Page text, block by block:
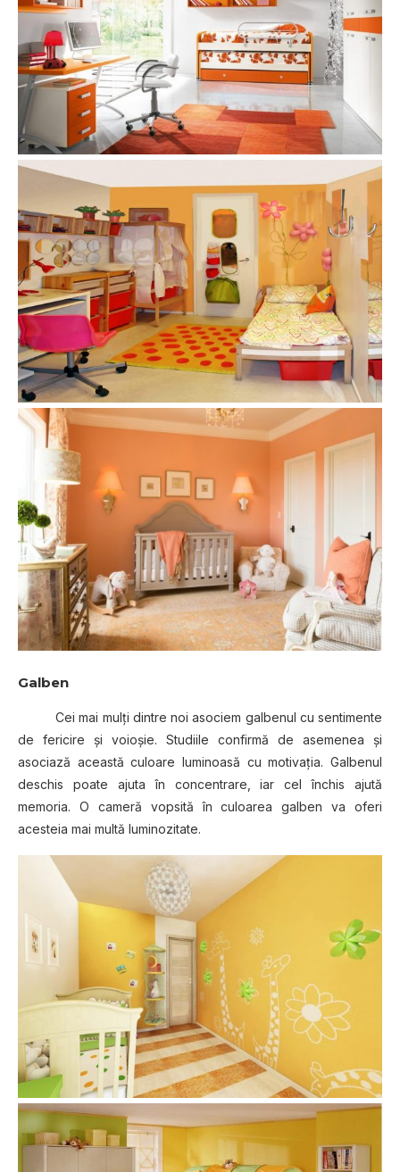
Galben
Cei mai mulţi dintre noi asociem galbenul cu sentimente
de fericire şi voioşie. Studiile confirmă de asemenea şi
asociază această culoare luminoasă cu motivaţia. Galbenul
deschis poate ajuta în concentrare, iar cel închis ajută
memoria. O cameră vopsită în culoarea galben va oferi
acesteia mai multă luminozitate.